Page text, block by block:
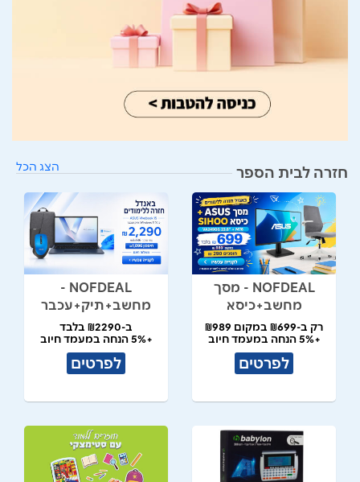
חזרה לבית הספר הצג הכל
NOFDEAL - מסך
מחשב+כיסא
רק ב-₪699 במקום ₪989
+5% הנחה במעמד חיוב
לפרטים
NOFDEAL -
מחשב+תיק+עכבר
ב-₪2290 בלבד
+5% הנחה במעמד חיוב
לפרטים